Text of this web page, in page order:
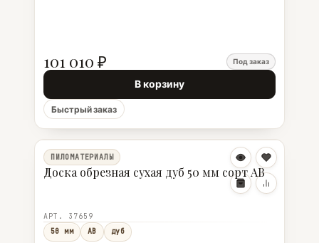
101 010 ₽ Под заказ
В корзину
Быстрый заказ
ПИЛОМАТЕРИАЛЫ
Доска обрезная сухая дуб 50 мм сорт АВ
АРТ. 37659
50 мм
АВ дуб